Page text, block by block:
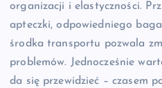
organizacji i elastyczności.
apteczki, odpowiedniego
środka transportu pozwala
problemów. Jednocześnie
da się przewidzieć – czasem